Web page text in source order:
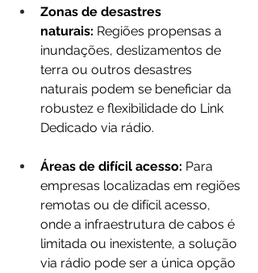
Zonas de desastres
naturais: Regiões propensas a
inundações, deslizamentos de
terra ou outros desastres
naturais podem se beneficiar da
robustez e flexibilidade do Link
Dedicado via rádio.
Áreas de difícil acesso: Para
empresas localizadas em regiões
remotas ou de difícil acesso,
onde a infraestrutura de cabos é
limitada ou inexistente, a solução
via rádio pode ser a única opção